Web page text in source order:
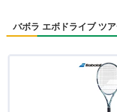
バボラ エボドライブ ツ